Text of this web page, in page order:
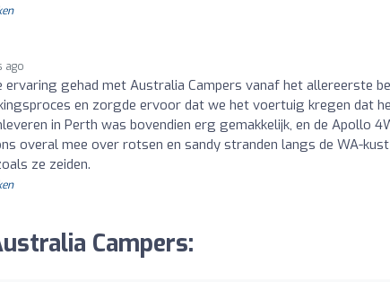
ago
ervaring gehad met Australia Campers vanaf het allereerste
en zorgde ervoor dat we het voertuig kregen dat
in Perth was bovendien erg gemakkelijk, en de Apollo
overal mee over rotsen en sandy stranden langs de WA-kust
ze zeiden.
Campers: